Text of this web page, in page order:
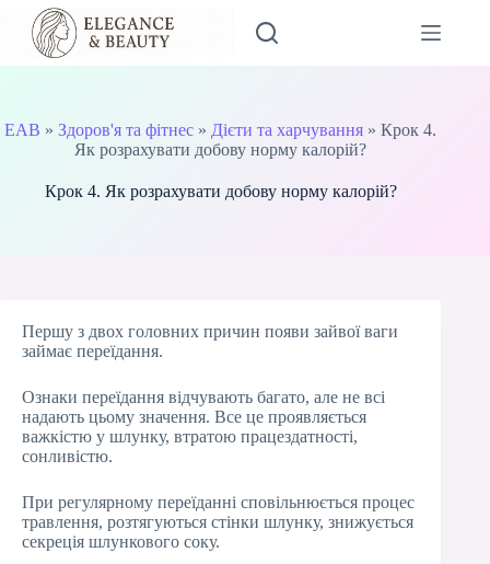
Перейти
вмісту
EAB »Здоров'я та фітнес » Дієти та харчування »Крок 4.
Як розрахувати добову норму калорій?
Крок 4. Як розрахувати добову норму калорій?
Першу з двох головних причин появи зайвої ваги
займає переїдання.
Ознаки переїдання відчувають багато, але не всі
надають цьому значення. Все це проявляється
важкістю у шлунку, втратою працездатності,
сонливістю.
При регулярному переїданні сповільнюється процес
травлення, розтягуються стінки шлунку, знижується
секреція шлункового соку.